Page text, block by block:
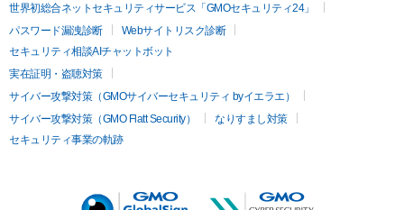
世界初総合ネットセキュリティサービス「GMOセキュリティ24」
パスワード漏洩診断
Webサイトリスク診断
セキュリティ相談AIチャットボット
実在証明・盗聴対策
サイバー攻撃対策（GMOサイバーセキュリティ byイエラエ）
サイバー攻撃対策（GMO Flatt Security）
なりすまし対策
セキュリティ事業の軌跡